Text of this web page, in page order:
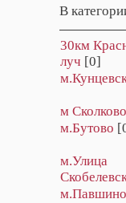
В
30км
луч [0]
м Сколково
м.Бутово
м.Улица
м.Павшино